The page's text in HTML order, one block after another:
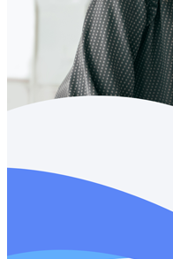
Ir al portal